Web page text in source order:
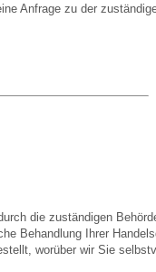
Anfrage zu der
die zuständigen
Behandlung Ihrer
worüber wir Sie